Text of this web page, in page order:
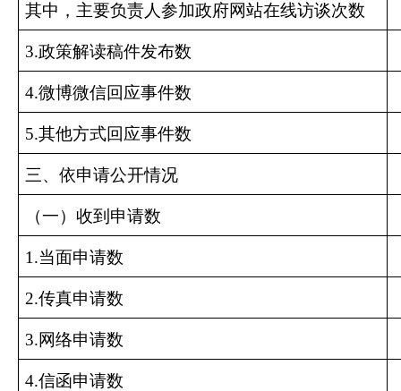
其中，主要负责人参加政府网站在线访谈次数
3.政策解读稿件发布数
4.微博微信回应事件数
5.其他方式回应事件数
三、依申请公开情况
（一）收到申请数
1.当面申请数
2.传真申请数
3.网络申请数
4.信函申请数